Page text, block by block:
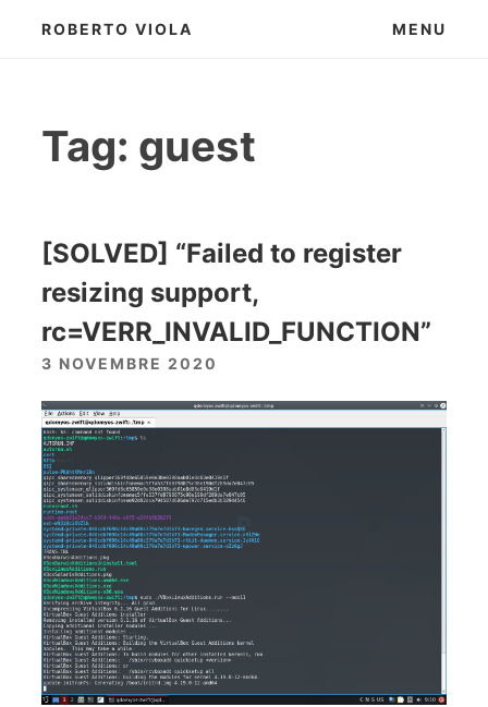
ROBERTO VIOLA MENU
Tag: guest
[SOLVED] “Failed to register
resizing support,
rc=VERR_INVALID_FUNCTION”
3 NOVEMBRE 2020